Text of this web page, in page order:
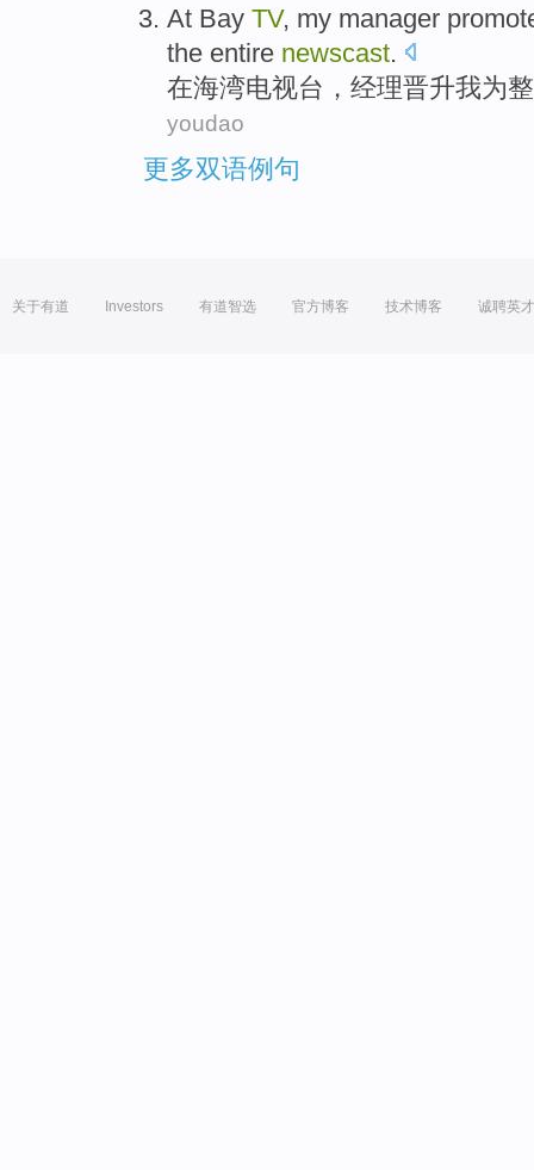
At Bay TV, my manager
the entire newscast.
在海湾电视台 ， 经理晋升我为
youdao
更多双语例句
关于有道 Investors 有道智选 官方博客 技术博客 诚聘英才